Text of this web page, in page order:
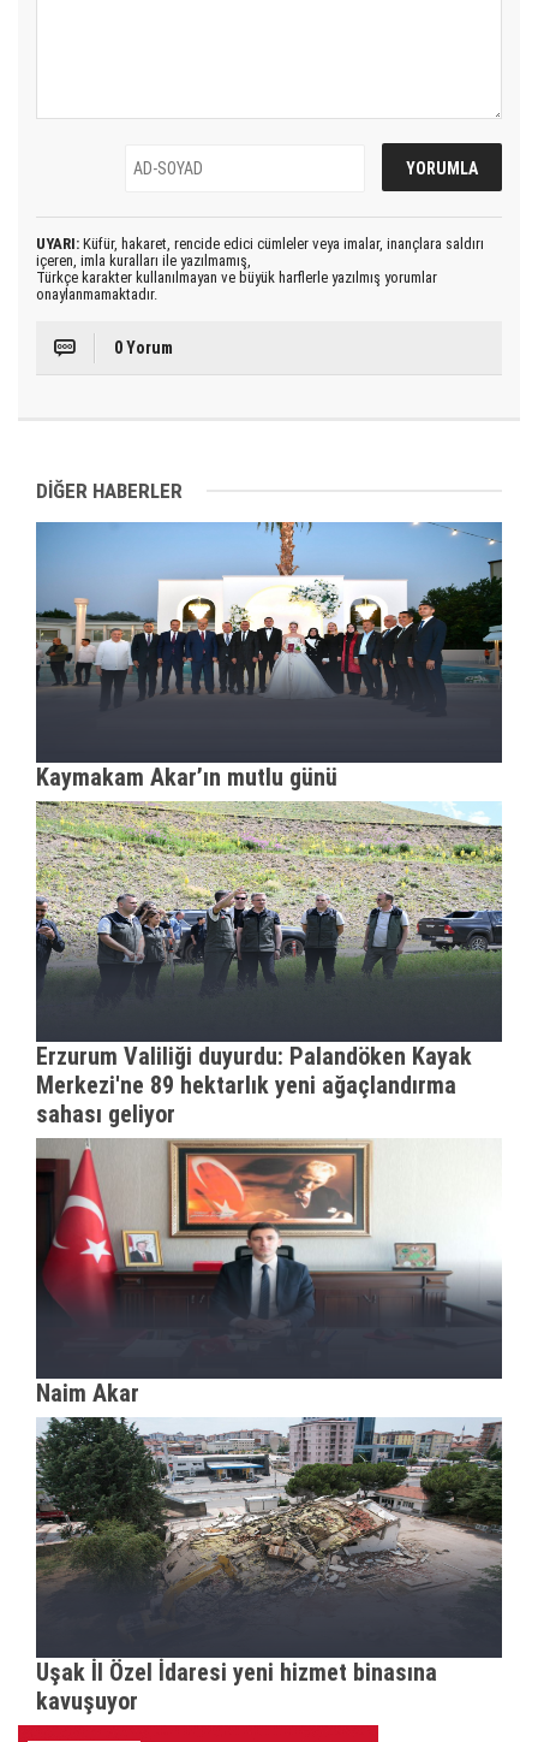
UYARI: Küfür, hakaret, rencide edici cümleler veya imalar, inançlara saldırı
içeren, imla kuralları ile yazılmamış,
Türkçe karakter kullanılmayan ve büyük harflerle yazılmış yorumlar
onaylanmamaktadır.
0 Yorum
DİĞER HABERLER
Kaymakam Akar’ın mutlu günü
Erzurum Valiliği duyurdu: Palandöken Kayak
Merkezi'ne 89 hektarlık yeni ağaçlandırma
sahası geliyor
Naim Akar
Uşak İl Özel İdaresi yeni hizmet binasına
kavuşuyor